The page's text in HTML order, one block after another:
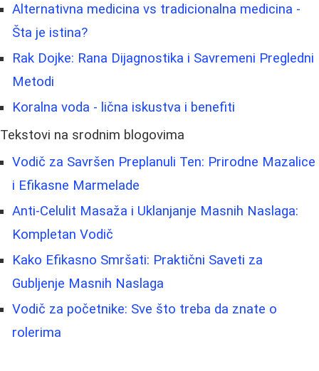
Alternativna medicina vs tradicionalna medicina -
Šta je istina?
Rak Dojke: Rana Dijagnostika i Savremeni Pregledni
Metodi
Koralna voda - lična iskustva i benefiti
Tekstovi na srodnim blogovima
Vodič za Savršen Preplanuli Ten: Prirodne Mazalice
i Efikasne Marmelade
Anti-Celulit Masaža i Uklanjanje Masnih Naslaga:
Kompletan Vodič
Kako Efikasno Smršati: Praktični Saveti za
Gubljenje Masnih Naslaga
Vodič za početnike: Sve što treba da znate o
rolerima